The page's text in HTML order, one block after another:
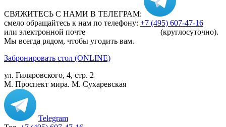
СВЯЖИТЕСЬ С НАМИ В ТЕЛЕГРАМ:
смело обращайтесь к нам по телефону: +7 (495) 607-47-16
или электронной почте
(круглосуточно).
Мы всегда рядом, чтобы угодить вам.
Забронировать стол (ONLINE)
ул. Гиляровского, 4, стр. 2
М. Проспект мира. М. Сухаревская
Telegram